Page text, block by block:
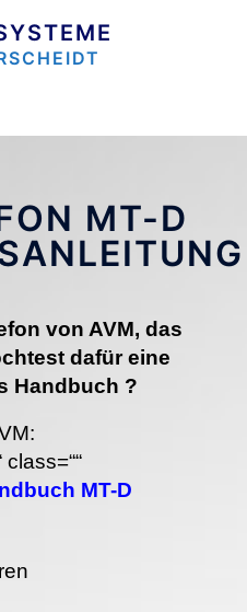
MT-D
von AVM, das
dafür eine
Handbuch ?
MT-D